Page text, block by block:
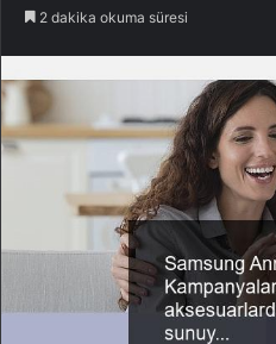
2 dakika okuma süresi